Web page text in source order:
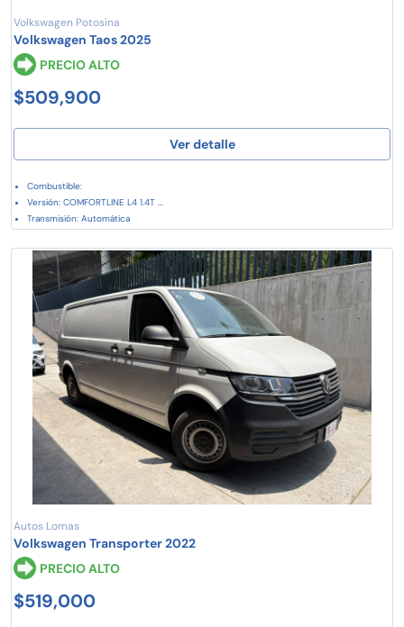
Volkswagen Potosina
Volkswagen Taos 2025
PRECIO ALTO
$509,900
Ver detalle
Combustible:
Versión: COMFORTLINE L4 1.4T ...
Transmisión: Automática
Autos Lomas
Volkswagen Transporter 2022
PRECIO ALTO
$519,000